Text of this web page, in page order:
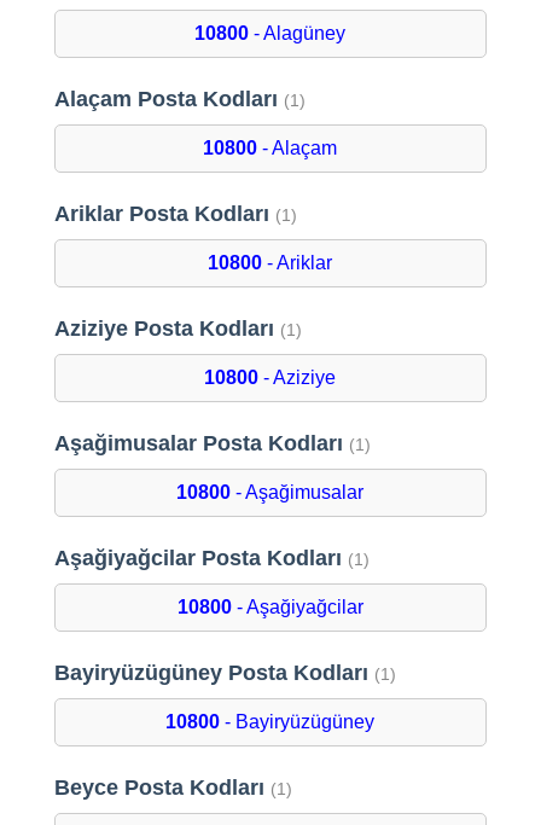
10800 - Alagüney
Alaçam Posta Kodları (1)
10800 - Alaçam
Ariklar Posta Kodları (1)
10800 - Ariklar
Aziziye Posta Kodları (1)
10800 - Aziziye
Aşağimusalar Posta Kodları (1)
10800 - Aşağimusalar
Aşağiyağcilar Posta Kodları (1)
10800- Aşağiyağcilar
Bayiryüzügüney Posta Kodları (1)
10800 - Bayiryüzügüney
Beyce Posta Kodları (1)